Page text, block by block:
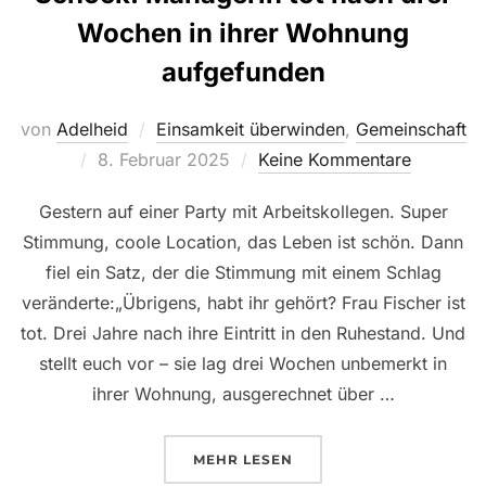
Wochen in ihrer Wohnung
aufgefunden
von Adelheid Einsamkeit überwinden, Gemeinschaft
Veröffentlicht
8. Februar 2025 Keine Kommentare
Gestern auf einer Party mit Arbeitskollegen. Super
Stimmung, coole Location, das Leben ist schön. Dann
fiel ein Satz, der die Stimmung mit einem Schlag
veränderte:„Übrigens, habt ihr gehört? Frau Fischer ist
tot. Drei Jahre nach ihre Eintritt in den Ruhestand. Und
stellt euch vor – sie lag drei Wochen unbemerkt in
ihrer Wohnung, ausgerechnet über …
MEHR ÜBER „SCHOCK: MANAGERIN
LESEN